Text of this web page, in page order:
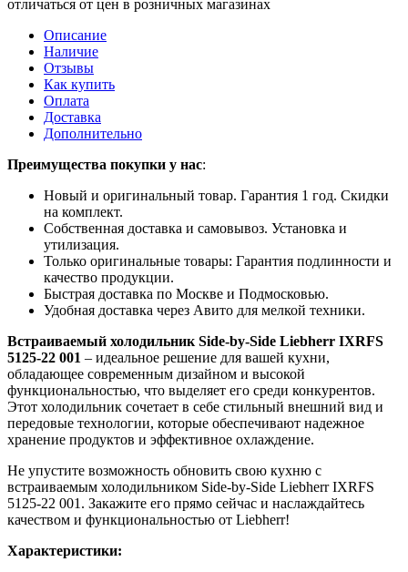
отличаться от цен в розничных магазинах
Описание
Наличие
Отзывы
Как купить
Оплата
Доставка
Дополнительно
Преимущества покупки у нас:
Новый и оригинальный товар. Гарантия 1 год. Скидки
на комплект.
Собственная доставка и самовывоз. Установка и
утилизация.
Только оригинальные товары: Гарантия подлинности и
качество продукции.
Быстрая доставка по Москве и Подмосковью.
Удобная доставка через Авито для мелкой техники.
Встраиваемый холодильник Side-by-Side Liebherr IXRFS
5125-22 001 – идеальное решение для вашей кухни,
обладающее современным дизайном и высокой
функциональностью, что выделяет его среди конкурентов.
Этот холодильник сочетает в себе стильный внешний вид и
передовые технологии, которые обеспечивают надежное
хранение продуктов и эффективное охлаждение.
Не упустите возможность обновить свою кухню с
встраиваемым холодильником Side-by-Side Liebherr IXRFS
5125-22 001. Закажите его прямо сейчас и наслаждайтесь
качеством и функциональностью от Liebherr!
Характеристики: